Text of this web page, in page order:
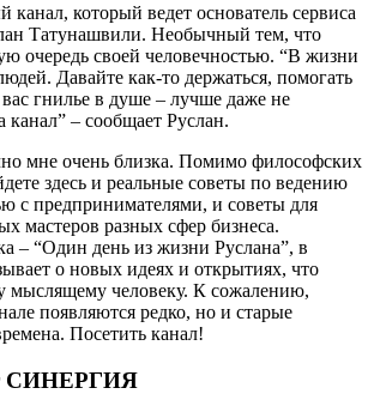
который ведет основатель сервиса
Татунашвили. Необычный тем, что
очередь своей человечностью. “В жизни
Давайте как-то держаться, помогать
гнилье в душе – лучше даже не
канал” – сообщает Руслан.
мне очень близка. Помимо философских
здесь и реальные советы по ведению
с предпринимателями, и советы для
мастеров разных сфер бизнеса.
– “Один день из жизни Руслана”, в
о новых идеях и открытиях, что
мыслящему человеку. К сожалению,
появляются редко, но и старые
Посетить канал!
СИНЕРГИЯ